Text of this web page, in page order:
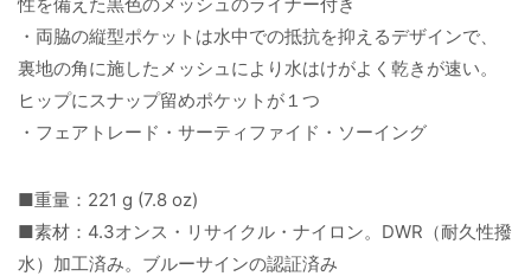
性を備えた黒色のメッシュのライナー付き
・両脇の縦型ポケットは水中での抵抗を抑えるデザインで、
裏地の角に施したメッシュにより水はけがよく乾きが速い。
ヒップにスナップ留めポケットが１つ
・フェアトレード・サーティファイド・ソーイング
■重量：221 g (7.8 oz)
■素材：4.3オンス・リサイクル・ナイロン。DWR（耐久性撥
水）加工済み。ブルーサインの認証済み